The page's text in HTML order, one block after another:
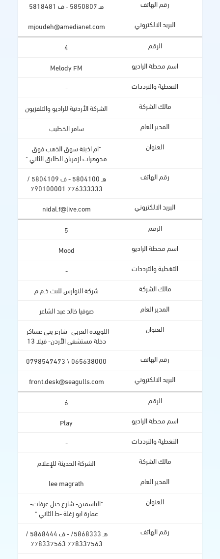
هـ 5850807 - ف 5818481
mjoudeh@amedianet.com
4
Melody FM
-
الشركة الأردنية للراديو والتلفزيون
سامر الخطيب
"ام اذينة سوق الذهب فوق
مجوهرات ازمريان الطابق الثاني "
هـ 5804100 - ف 5804109 /
776333333 790100001
nidal.f@live.com
5
Mood
-
شركة النوارس للبث ذ.م.م
صوفيا خالد عبد الشاعر
اللويبدة الغربي- شارع بني عساكر-
دخلة مستشفى الأردن- فيلا 13
065638000 \ 0798547473
front.desk@seagulls.com
6
Play
-
الشركة الحديثة للإعلام
lee magrath
"الياسمين- شارع جبل عرفات-
عمارة ابو زغلة -ط الثاني "
هـ 5868333/ - ف 5868444 /
778337563 778337563